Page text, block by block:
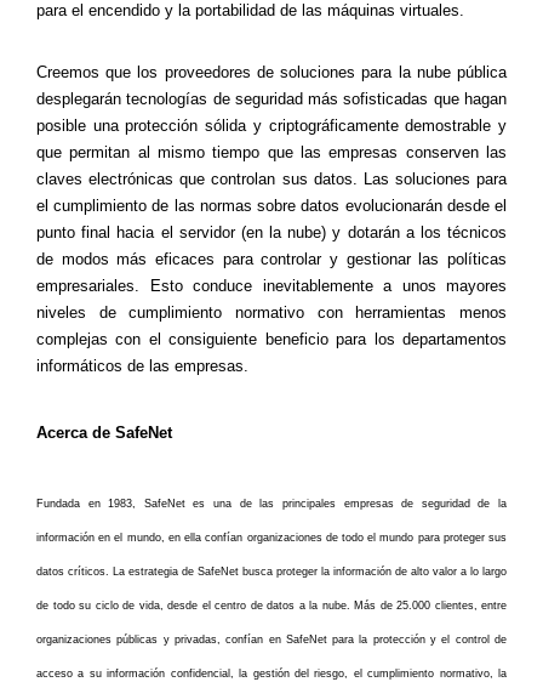
para el encendido y la portabilidad de las máquinas virtuales.
Creemos que los proveedores de soluciones para la nube pública
desplegarán tecnologías de seguridad más sofisticadas que hagan
posible una protección sólida y criptográficamente demostrable y
que permitan al mismo tiempo que las empresas conserven las
claves electrónicas que controlan sus datos. Las soluciones para
el cumplimiento de las normas sobre datos evolucionarán desde el
punto final hacia el servidor (en la nube) y dotarán a los técnicos
de modos más eficaces para controlar y gestionar las políticas
empresariales. Esto conduce inevitablemente a unos mayores
niveles de cumplimiento normativo con herramientas menos
complejas con el consiguiente beneficio para los departamentos
informáticos de las empresas.
Acerca de SafeNet
Fundada en 1983, SafeNet es una de las principales empresas de seguridad de la
información en el mundo, en ella confían organizaciones de todo el mundo para proteger sus
datos críticos. La estrategia de SafeNet busca proteger la información de alto valor a lo largo
de todo su ciclo de vida, desde el centro de datos a la nube. Más de 25.000 clientes, entre
organizaciones públicas y privadas, confían en SafeNet para la protección y el control de
acceso a su información confidencial, la gestión del riesgo, el cumplimiento normativo, la